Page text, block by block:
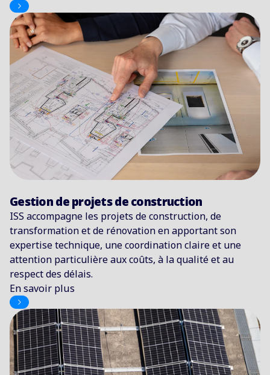
Gestion de projets de construction
ISS accompagne les projets de construction, de
transformation et de rénovation en apportant son
expertise technique, une coordination claire et une
attention particulière aux coûts, à la qualité et au
respect des délais.
En savoir plus